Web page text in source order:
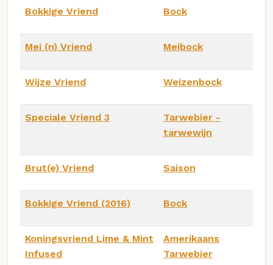
Bokkige Vriend Bock
Mei (n) Vriend Meibock
Wijze Vriend Weizenbock
Speciale Vriend 3
Tarwebier -
tarwewijn
Brut(e) Vriend Saison
Bokkige Vriend (2016) Bock
Koningsvriend Lime & Mint
Infused
Amerikaans
Tarwebier